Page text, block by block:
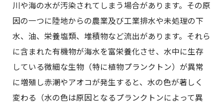
川や海の水が汚染されてしまう場合があります。その原
因の一つに陸地からの農業及び工業排水や未処理の下
水、油、栄養塩類、堆積物など流出があります。それら
に含まれた有機物が海水を富栄養化させ、水中に生存
している微細な生物（特に植物プランクトン）が異常
に増殖し赤潮やアオコが発生すると、水の色が著しく
変わる（水の色は原因となるプランクトンによって異